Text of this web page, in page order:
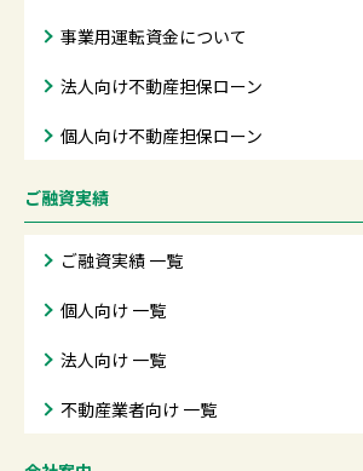
事業用運転資金について
法人向け不動産担保ローン
個人向け不動産担保ローン
ご融資実績
ご融資実績 一覧
個人向け 一覧
法人向け 一覧
不動産業者向け 一覧